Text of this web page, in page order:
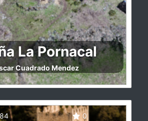
La Pornacal
Cuadrado Mendez
a Villar de Vildas,
Concejo de somiedo, es
0